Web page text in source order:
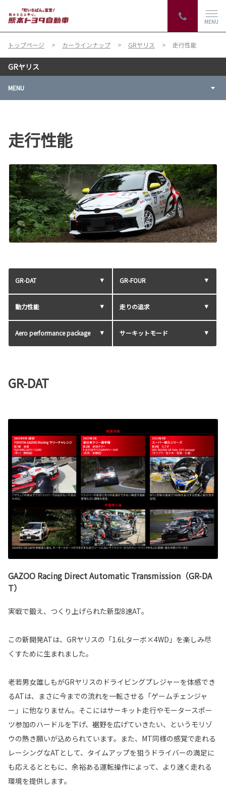
MENU
トップページ カーラインナップ GRヤリス 走行性能
GRヤリス
MENU
走行性能
GR-DAT GR-FOUR
動力性能 走りの追求
Aero performance package サーキットモード
GR-DAT
GAZOO Racing Direct Automatic Transmission（GR-DA
T）
実戦で鍛え、つくり上げられた新型8速AT。
この新開発ATは、GRヤリスの「1.6Lターボ×4WD」を楽しみ尽
くすために生まれました。
老若男女誰しもがGRヤリスのドライビングプレジャーを体感でき
るATは、まさに今までの流れを一転させる「ゲームチェンジャ
ー」に他なりません。そこにはサーキット走行やモータースポー
ツ参加のハードルを下げ、裾野を広げていきたい、というモリゾ
ウの熱き願いが込められています。また、MT同様の感覚で走れる
レーシングなATとして、タイムアップを狙うドライバーの満足に
も応えるとともに、余裕ある運転操作によって、より速く走れる
環境を提供します。